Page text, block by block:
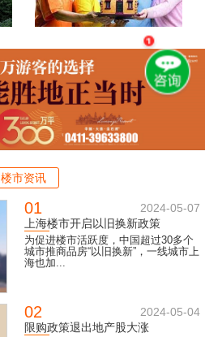
楼市资讯
01
2024-05-07
上海楼市开启以旧换新政策
为促进楼市活跃度，中国超过30多个
城市推商品房“以旧换新”，一线城市上
海也加...
02
2024-05-04
限购政策退出地产股大涨